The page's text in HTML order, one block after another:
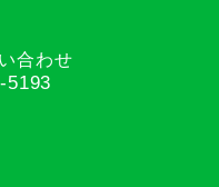
合わせ
5193